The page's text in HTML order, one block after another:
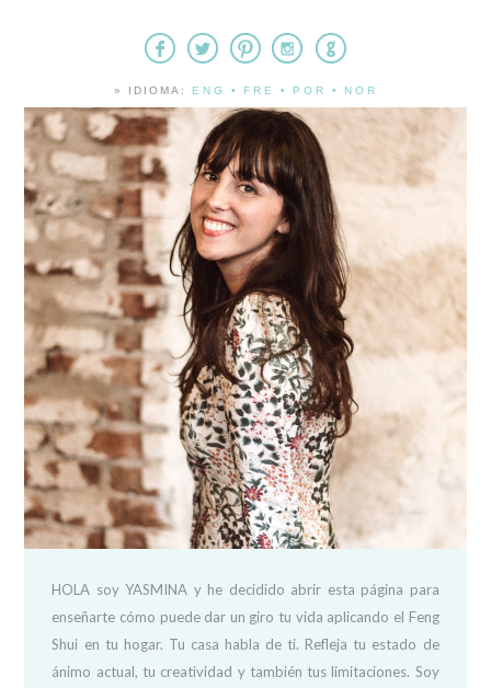
» IDIOMA: ENG • FRE • POR • NOR
HOLA soy YASMINA y he decidido abrir esta página para
enseñarte cómo puede dar un giro tu vida aplicando el Feng
Shui en tu hogar. Tu casa habla de ti. Refleja tu estado de
ánimo actual, tu creatividad y también tus limitaciones. Soy